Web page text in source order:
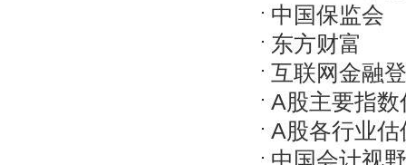
中国保监会
东方财富
互联网金融
A股主要指数
A股各行业估
中国会计视野